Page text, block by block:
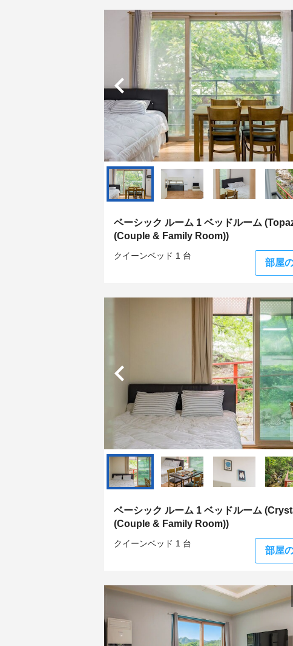
ベーシック ルーム 1 ベッドルーム
(Couple & Family Room))
クイーンベッド 1 台
部屋
ベーシック ルーム 1 ベッドルーム
(Couple & Family Room))
クイーンベッド 1 台
部屋